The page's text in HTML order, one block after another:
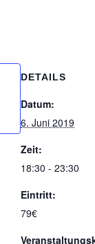
DETAILS
Datum:
6. Juni 2019
Zeit:
18:30 - 23:30
Eintritt:
79€